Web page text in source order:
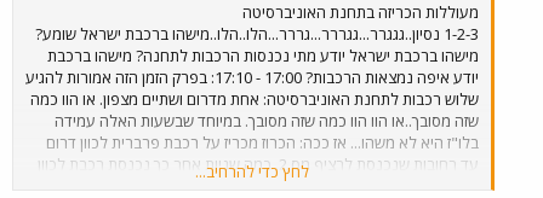
מעוללות הכריזה בתחנת האוניברסיטה
1-2-3 נסיון..גגגרר...גגררר...גררר...הלו..הלו..מישהו ברכבת ישראל שומע?
מישהו ברכבת ישראל יודע מתי נכנסות הרכבות לתחנה? מישהו ברכבת
יודע איפה נמצאות הרכבות? 17:00 - 17:10: בפרק הזמן הזה אמורות להגיע
שלוש רכבות לתחנת האוניברסיטה: אחת מדרום ושתיים מצפון. או הוו כמה
שזה מסובך..או הוו הוו כמה שזה מסובך. במיוחד שבשעות האלה עמידה
בלו"ז היא לא משהו... אז ככה: הכרוז מכריז על רכבת פרברית לכוון דרום
עד רחובות שנכנסת לרציף מס 2. כמה שניות אחר כך נכנסת רכבת לכוון
דרום אמנם אבל לרציף מס' 3 והיעד שלה הוא דווקא ראשונים. נוסעים
לחץ כדי להרחיב...